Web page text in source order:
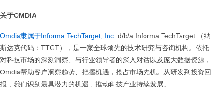
关于OMDIA
Omdia隶属于Informa TechTarget, Inc. d/b/a Informa TechTarget （纳
斯达克代码：TTGT），是一家全球领先的技术研究与咨询机构。依托
对科技市场的深刻洞察、与行业领导者的深入对话以及庞大数据资源，
Omdia帮助客户洞察趋势、把握机遇，抢占市场先机。从研发到投资回
报，我们识别最具潜力的机遇，推动科技产业持续发展。